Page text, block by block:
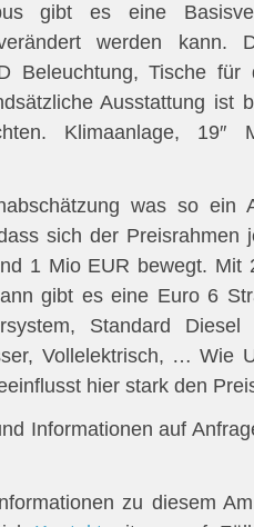
gibt es eine
werden kann.
Beleuchtung, Tische für
Ausstattung ist
Klimaanlage, 19″
was so ein
sich der Preisrahmen
1 Mio EUR bewegt. Mit
gibt es eine Euro 6
Standard
Vollelektrisch, … Wie
hier stark den
Informationen auf
zu diesem